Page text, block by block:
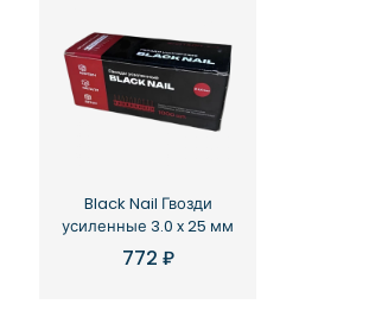
Black Nail Гвозди
усиленные 3.0 x 25 мм
772 ₽